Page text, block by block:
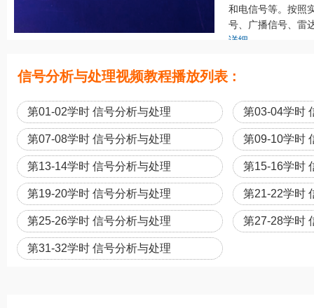
和电信号等。按照
号、广播信号、雷
详细
信号分析与处理视频教程播放列表 :
第01-02学时 信号分析与处理 第03-04学时
第07-08学时 信号分析与处理 第09-10学时
第13-14学时 信号分析与处理 第15-16学时
第19-20学时 信号分析与处理 第21-22学时
第25-26学时 信号分析与处理 第27-28学时
第31-32学时 信号分析与处理